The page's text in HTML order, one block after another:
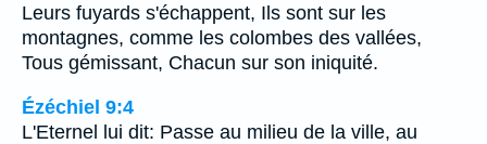
Leurs fuyards s'échappent, Ils sont sur les
montagnes, comme les colombes des vallées,
Tous gémissant, Chacun sur son iniquité.
Ézéchiel 9:4
L'Eternel lui dit: Passe au milieu de la ville, au